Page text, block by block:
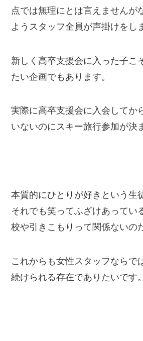
点では無理にとは言えませんが
ようスタッフ全員が声掛けをし
新しく高卒支援会に入った子こ
たい企画でもあります。
実際に高卒支援会に入会してか
いないのにスキー旅行参加が決
本質的にひとりが好きという生
それでも笑ってふざけあってい
校や引きこもりって関係ないの
これからも女性スタッフならで
続けられる存在でありたいです。